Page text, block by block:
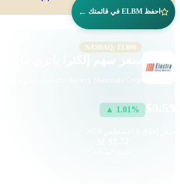
احفظ ELBM في قائمتك ←
NASDAQ: ELBM
▲ 1.01%